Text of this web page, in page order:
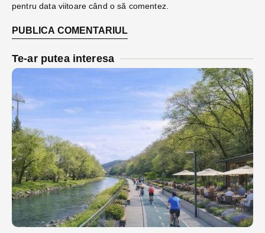
pentru data viitoare când o să comentez.
Te-ar putea interesa